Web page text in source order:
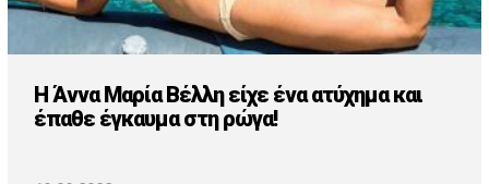
H Άννα Μαρία Βέλλη είχε ένα ατύχημα και
έπαθε έγκαυμα στη ρώγα!